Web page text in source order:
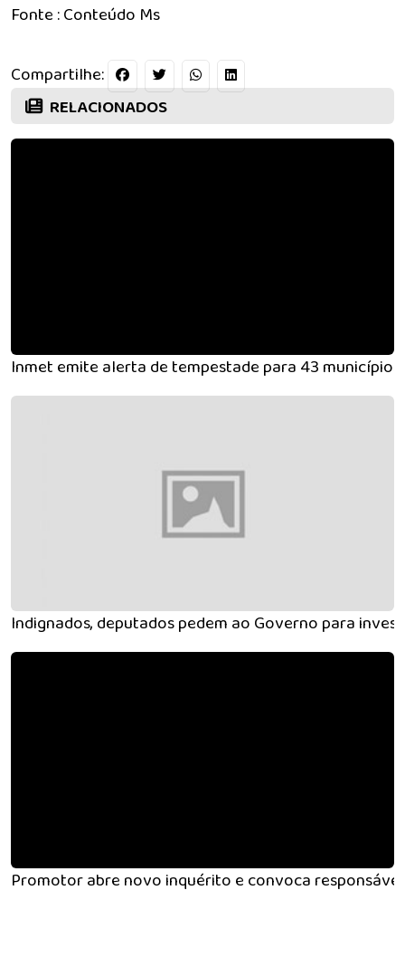
Fonte : Conteúdo Ms
Compartilhe:
RELACIONADOS
Inmet emite alerta de tempestade para 43 municípios
Indignados, deputados pedem ao Governo para
Promotor abre novo inquérito e convoca